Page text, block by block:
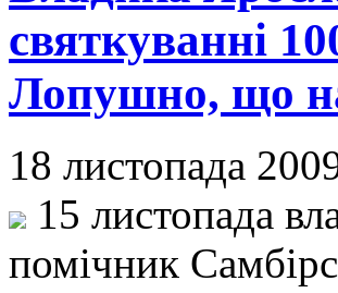
святкуванні
Лопушно, що
18 листопада
15 листопада
помічник